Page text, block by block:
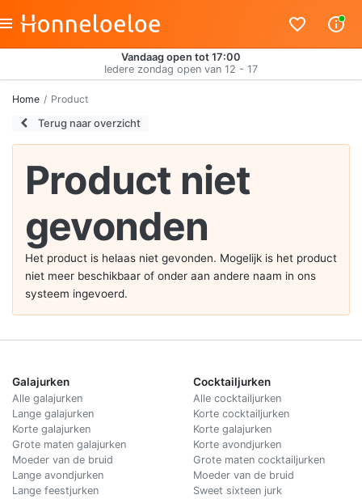
Vandaag open tot 17:00
Iedere zondag open van 12 - 17
Home Product
Terug naar overzicht
Product niet
gevonden
Het product is helaas niet gevonden. Mogelijk is het product
niet meer beschikbaar of onder aan andere naam in ons
systeem ingevoerd.
Galajurken
Alle galajurken
Lange galajurken
Korte galajurken
Grote maten galajurken
Moeder van de bruid
Lange avondjurken
Lange feestjurken
Cocktailjurken
Alle cocktailjurken
Korte cocktailjurken
Korte galajurken
Korte avondjurken
Grote maten cocktailjurken
Moeder van de bruid
Sweet sixteen jurk